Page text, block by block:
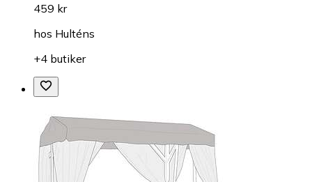
459 kr
hos Hulténs
+4 butiker